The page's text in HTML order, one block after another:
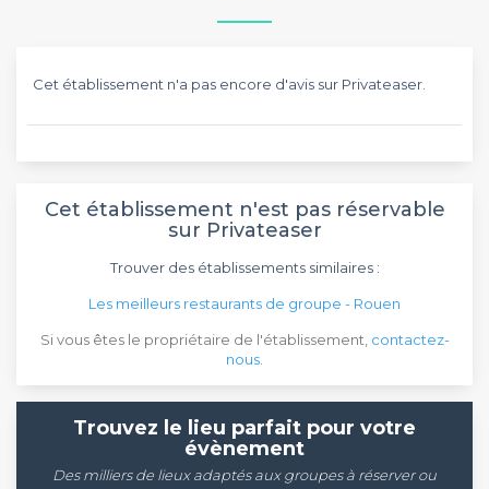
Cet établissement n'a pas encore d'avis sur Privateaser.
Cet établissement n'est pas réservable
sur Privateaser
Trouver des établissements similaires :
Les meilleurs restaurants de groupe - Rouen
Si vous êtes le propriétaire de l'établissement, contactez-
nous
Trouvez le lieu parfait pour votre
évènement
Des milliers de lieux adaptés aux groupes à réserver ou